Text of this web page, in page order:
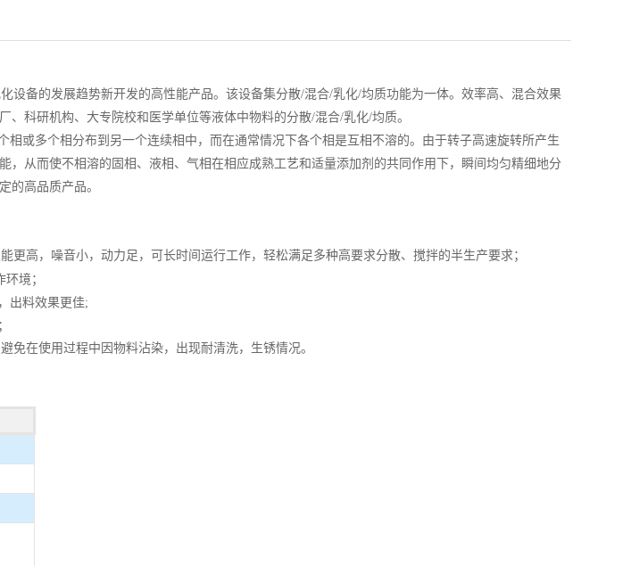
设备的发展趋势新开发的高性能产品。该设备集分散/混合/乳化/均质功能为一体。效率高、混合效果
、科研机构、大专院校和医学单位等液体中物料的分散/混合/乳化/均质。
相或多个相分布到另一个连续相中，而在通常情况下各个相是互相不溶的。由于转子高速旋转所产生
，从而使不相溶的固相、液相、气相在相应成熟工艺和适量添加剂的共同作用下，瞬间均匀精细地分
的高品质产品。
更高，噪音小，动力足，可长时间运行工作，轻松满足多种高要求分散、搅拌的半生产要求；
境；
出料效果更佳;
免在使用过程中因物料沾染，出现耐清洗，生锈情况。